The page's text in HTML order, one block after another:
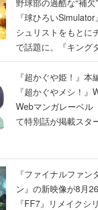
『球ひろい
シュリストをもとに
で話題に。『キング
チェコのプロ野球選
『超かぐや姫！』本
『超かぐやメシ！
Webマンガレーベル
て特別話が掲載ス
『ファイナルファ
ン』の新映像が8月
『FF7』リメイクシ